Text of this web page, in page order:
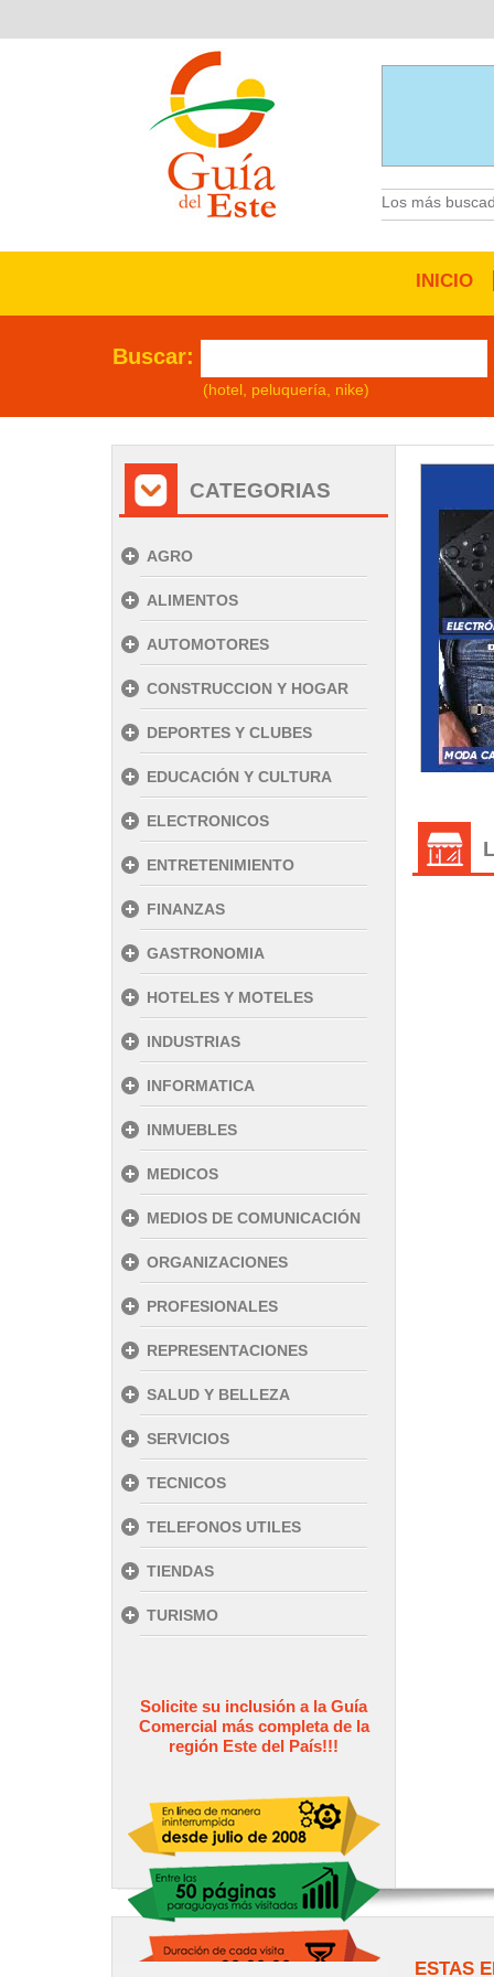
Los más
INICIO
Buscar:
(hotel, peluquería, nike)
CATEGORIAS
AGRO
ALIMENTOS
AUTOMOTORES
CONSTRUCCION Y HOGAR
DEPORTES Y CLUBES
EDUCACIÓN Y CULTURA
ELECTRONICOS
ENTRETENIMIENTO
FINANZAS
GASTRONOMIA
HOTELES Y MOTELES
INDUSTRIAS
INFORMATICA
INMUEBLES
MEDICOS
MEDIOS DE COMUNICACIÓN
ORGANIZACIONES
PROFESIONALES
REPRESENTACIONES
SALUD Y BELLEZA
SERVICIOS
TECNICOS
TELEFONOS UTILES
TIENDAS
TURISMO
Solicite su inclusión a la Guía
Comercial más completa de la
región Este del País!!!
/
ESTAS